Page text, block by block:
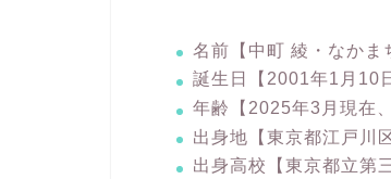
名前【中町 綾・なかま
誕生日【2001年1月10
年齢【2025年3月現在
出身地【東京都江戸川
出身高校【東京都立第